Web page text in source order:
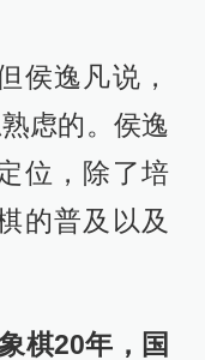
侯逸凡说，
虑的。侯逸
位，除了培
的普及以及
棋20年，国